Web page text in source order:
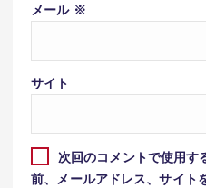
メール ※
サイト
次回のコメントで使用す
前、メールアドレス、サイト